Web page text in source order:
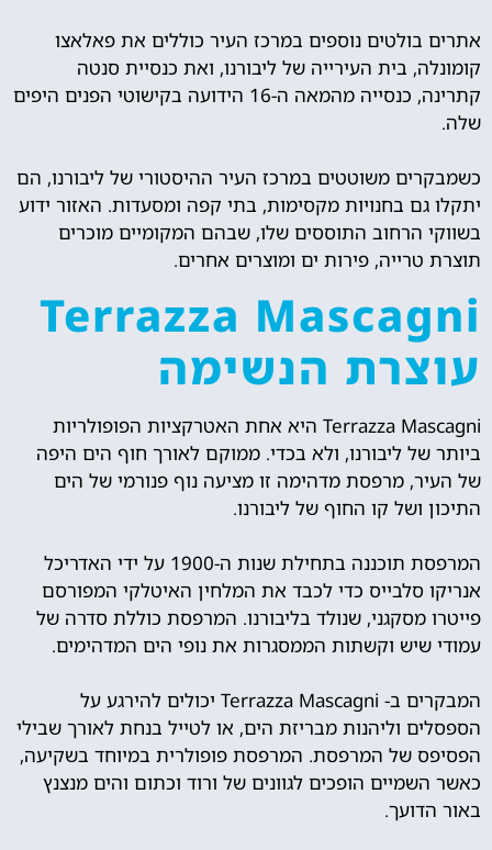
אתרים בולטים נוספים במרכז העיר כוללים את פאלאצו
קומונלה, בית העירייה של ליבורנו, ואת כנסיית סנטה
קתרינה, כנסייה מהמאה ה-16 הידועה בקישוטי הפנים היפים
שלה.
כשמבקרים משוטטים במרכז העיר ההיסטורי של ליבורנו, הם
יתקלו גם בחנויות מקסימות, בתי קפה ומסעדות. האזור ידוע
בשווקי הרחוב התוססים שלו, שבהם המקומיים מוכרים
תוצרת טרייה, פירות ים ומוצרים אחרים.
Terrazza Mascagni
עוצרת הנשימה
Terrazza Mascagni היא אחת האטרקציות הפופולריות
ביותר של ליבורנו, ולא בכדי. ממוקם לאורך חוף הים היפה
של העיר, מרפסת מדהימה זו מציעה נוף פנורמי של הים
התיכון ושל קו החוף של ליבורנו.
המרפסת תוכננה בתחילת שנות ה-1900 על ידי האדריכל
אנריקו סלבייס כדי לכבד את המלחין האיטלקי המפורסם
פייטרו מסקגני, שנולד בליבורנו. המרפסת כוללת סדרה של
עמודי שיש וקשתות הממסגרות את נופי הים המדהימים.
המבקרים ב- Terrazza Mascagni יכולים להירגע על
הספסלים וליהנות מבריזת הים, או לטייל בנחת לאורך שבילי
הפסיפס של המרפסת. המרפסת פופולרית במיוחד בשקיעה,
כאשר השמיים הופכים לגוונים של ורוד וכתום והים מנצנץ
באור הדועך.